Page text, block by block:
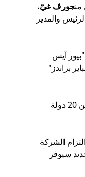
منجورڤ غيّ،
والمدير
"بيور آيس
براندز"
"نتطلع إلى إنشاء أكبر مصنع لإنتاج المثلجات في المنطقة وتصدير منتجاتنا من دبي إلى أكثر من 20 دولة
الشركة
عاماً. ونثق بأنّ هذا المصنع الجديد سيوفر